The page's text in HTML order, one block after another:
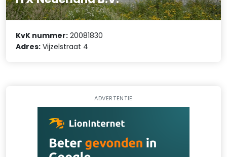
KvK nummer: 20081830
Adres: Vijzelstraat 4
ADVERTENTIE